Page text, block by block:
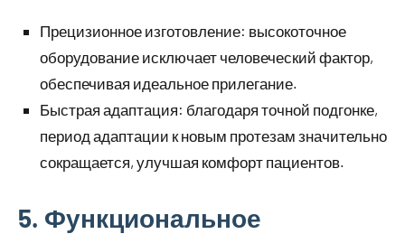
Прецизионное изготовление: высокоточное
оборудование исключает человеческий фактор,
обеспечивая идеальное прилегание.
Быстрая адаптация: благодаря точной подгонке,
период адаптации к новым протезам значительно
сокращается, улучшая комфорт пациентов.
5. Функциональное